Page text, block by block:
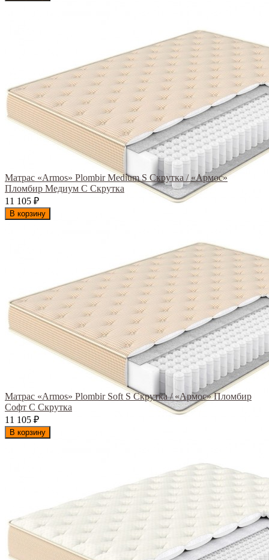
Матрас «Armos» Plombir Medium S Скрутка / «Армос»
Пломбир Медиум С Скрутка
11 105 ₽
В корзину
Матрас «Armos» Plombir Soft S Скрутка / «Армос» Пломбир
Софт С Скрутка
11 105 ₽
В корзину